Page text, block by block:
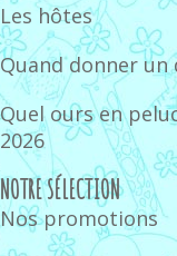
Les hôtes
Quand donner un
Quel ours en
2026
NOTRE SÉLECTION
Nos promotions